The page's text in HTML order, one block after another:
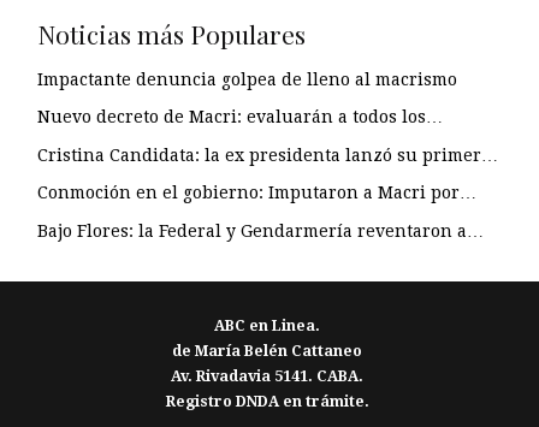
Noticias más Populares
Impactante denuncia golpea de lleno al macrismo
Nuevo decreto de Macri: evaluarán a todos los…
Cristina Candidata: la ex presidenta lanzó su primer…
Conmoción en el gobierno: Imputaron a Macri por…
Bajo Flores: la Federal y Gendarmería reventaron a…
ABC en Linea.
de María Belén Cattaneo
Av. Rivadavia 5141. CABA.
Registro DNDA en trámite.